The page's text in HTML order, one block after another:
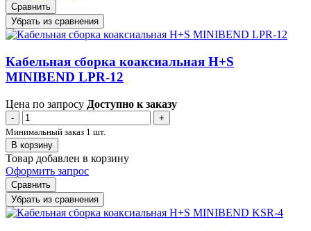
Сравнить
Убрать из сравнения
Кабельная сборка коаксиальная H+S
MINIBEND LPR-12
Цена по запросу Доступно к заказу
-
+
Минимальный заказ 1 шт.
В корзину
Товар добавлен в корзину
Оформить запрос
Сравнить
Убрать из сравнения